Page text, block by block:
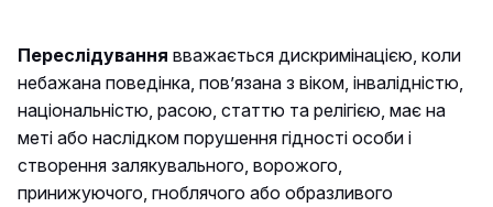
Переслідування вважається дискримінацією, коли
небажана поведінка, пов’язана з віком, інвалідністю,
національністю, расою, статтю та релігією, має на
меті або наслідком порушення гідності особи і
створення залякувального, ворожого,
принижуючого, гноблячого або образливого